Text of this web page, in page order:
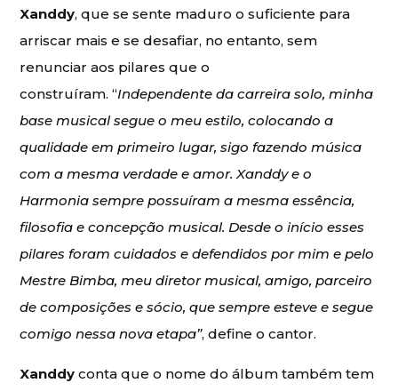
Xanddy, que se sente maduro o suficiente para
arriscar mais e se desafiar, no entanto, sem
renunciar aos pilares que o
construíram. “Independente da carreira solo, minha
base musical segue o meu estilo, colocando a
qualidade em primeiro lugar, sigo fazendo música
com a mesma verdade e amor. Xanddy e o
Harmonia sempre possuíram a mesma essência,
filosofia e concepção musical. Desde o início esses
pilares foram cuidados e defendidos por mim e pelo
Mestre Bimba, meu diretor musical, amigo, parceiro
de composições e sócio, que sempre esteve e segue
comigo nessa nova etapa”, define o cantor.
Xanddy conta que o nome do álbum também tem